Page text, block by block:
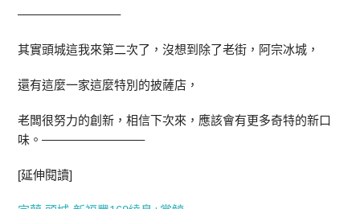
————————–
其實頭城這我來第二次了，沒想到除了老街，阿宗冰城，
還有這麼一家這麼特別的披薩店，
老闆很努力的創新，相信下次來，應該會有更多奇特的新口
味。————————–
[延伸閱讀]